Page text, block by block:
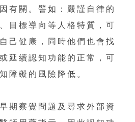
有關。譬如：嚴謹自律的
目標導向等人格特質，可
己健康，同時他們也會找
延續認知功能的正常，可
障礙的風險降低。
期察覺問題及尋求外部資